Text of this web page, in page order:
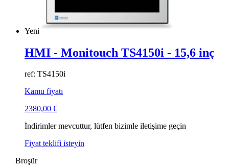
Yeni
HMI - Monitouch TS4150i - 15,6 inç
ref: TS4150i
Kamu fiyatı
2380,00 €
İndirimler mevcuttur, lütfen bizimle iletişime geçin
Fiyat teklifi isteyin
Broşür